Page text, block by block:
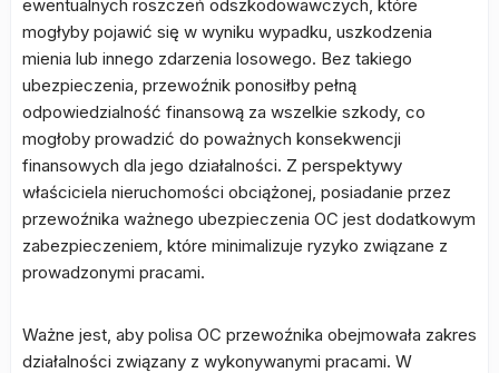
ewentualnych roszczeń odszkodowawczych, które
mogłyby pojawić się w wyniku wypadku, uszkodzenia
mienia lub innego zdarzenia losowego. Bez takiego
ubezpieczenia, przewoźnik ponosiłby pełną
odpowiedzialność finansową za wszelkie szkody, co
mogłoby prowadzić do poważnych konsekwencji
finansowych dla jego działalności. Z perspektywy
właściciela nieruchomości obciążonej, posiadanie przez
przewoźnika ważnego ubezpieczenia OC jest dodatkowym
zabezpieczeniem, które minimalizuje ryzyko związane z
prowadzonymi pracami.
Ważne jest, aby polisa OC przewoźnika obejmowała zakres
działalności związany z wykonywanymi pracami. W